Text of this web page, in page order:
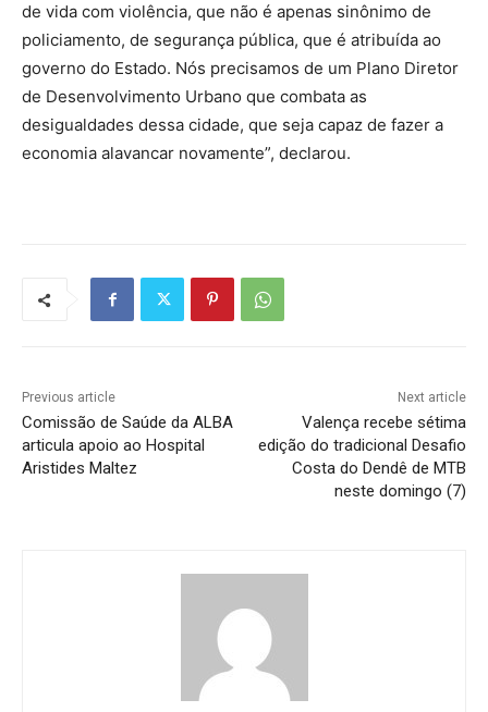
de vida com violência, que não é apenas sinônimo de
policiamento, de segurança pública, que é atribuída ao
governo do Estado. Nós precisamos de um Plano Diretor
de Desenvolvimento Urbano que combata as
desigualdades dessa cidade, que seja capaz de fazer a
economia alavancar novamente”, declarou.
Previous article
Comissão de Saúde da ALBA
articula apoio ao Hospital
Aristides Maltez
Next article
Valença recebe sétima
edição do tradicional Desafio
Costa do Dendê de MTB
neste domingo (7)